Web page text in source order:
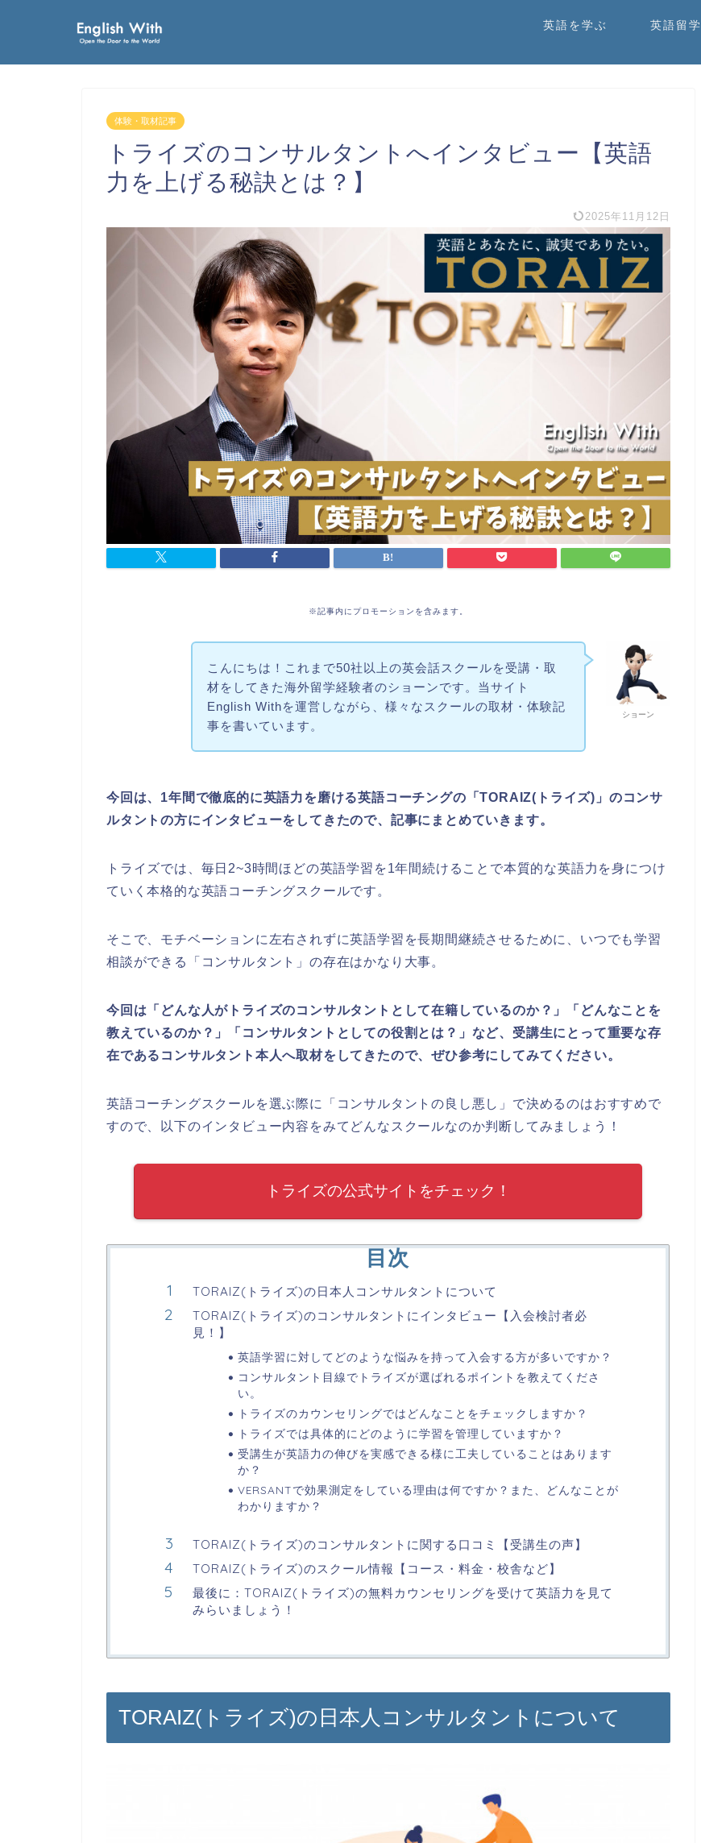
英語を学ぶ 英語留学
体験・取材記事
トライズのコンサルタントへインタビュー【英語
力を上げる秘訣とは？】
2025年11月12日
※記事内にプロモーションを含みます。
ショーン
こんにちは！これまで50社以上の英会話スクールを受講・取
材をしてきた海外留学経験者のショーンです。当サイト
English Withを運営しながら、様々なスクールの取材・体験記
事を書いています。
今回は、1年間で徹底的に英語力を磨ける英語コーチングの「TORAIZ(トライズ)」のコンサ
ルタントの方にインタビューをしてきたので、記事にまとめていきます。
トライズでは、毎日2~3時間ほどの英語学習を1年間続けることで本質的な英語力を身につけ
ていく本格的な英語コーチングスクールです。
そこで、モチベーションに左右されずに英語学習を長期間継続させるために、いつでも学習
相談ができる「コンサルタント」の存在はかなり大事。
今回は「どんな人がトライズのコンサルタントとして在籍しているのか？」「どんなことを
教えているのか？」「コンサルタントとしての役割とは？」など、受講生にとって重要な存
在であるコンサルタント本人へ取材をしてきたので、ぜひ参考にしてみてください。
英語コーチングスクールを選ぶ際に「コンサルタントの良し悪し」で決めるのはおすすめで
すので、以下のインタビュー内容をみてどんなスクールなのか判断してみましょう！
トライズの公式サイトをチェック！
目次
TORAIZ(トライズ)の日本人コンサルタントについて
TORAIZ(トライズ)のコンサルタントにインタビュー【入会検討者必
見！】
英語学習に対してどのような悩みを持って入会する方が多いですか？
コンサルタント目線でトライズが選ばれるポイントを教えてくださ
い。
トライズのカウンセリングではどんなことをチェックしますか？
トライズでは具体的にどのように学習を管理していますか？
受講生が英語力の伸びを実感できる様に工夫していることはあります
か？
VERSANTで効果測定をしている理由は何ですか？また、どんなことが
わかりますか？
TORAIZ(トライズ)のコンサルタントに関する口コミ【受講生の声】
TORAIZ(トライズ)のスクール情報【コース・料金・校舎など】
最後に：TORAIZ(トライズ)の無料カウンセリングを受けて英語力を見て
みらいましょう！
TORAIZ(トライズ)の日本人コンサルタントについて